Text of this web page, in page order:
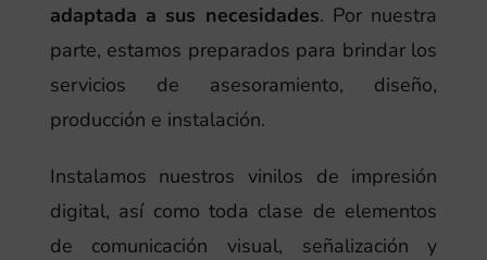
adaptada a sus necesidades. Por nuestra
parte, estamos preparados para brindar los
servicios de asesoramiento, diseño,
producción e instalación.
Instalamos nuestros vinilos de impresión
digital, así como toda clase de elementos
de comunicación visual, señalización y